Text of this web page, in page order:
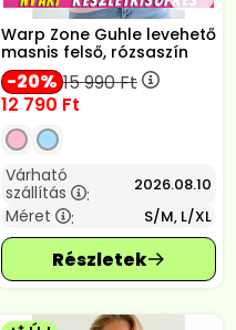
Warp Zone Guhle levehető
masnis felső, rózsaszín
20 15 990Ft
12 790 Ft
Várható
szállítás
: 2026.08.10
Méret : S/M, L/XL